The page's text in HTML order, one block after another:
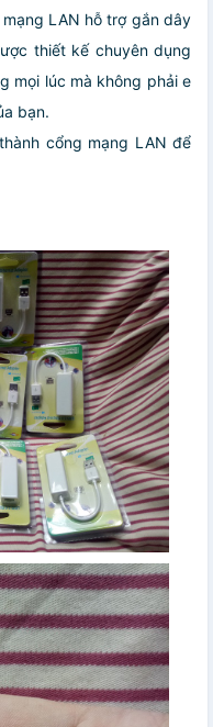
LAN hỗ trợ gắn dây
thiết kế chuyên dụng
mọi lúc mà không phải e
bạn.
cổng mạng LAN để